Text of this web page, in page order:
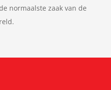
normaalste zaak van de